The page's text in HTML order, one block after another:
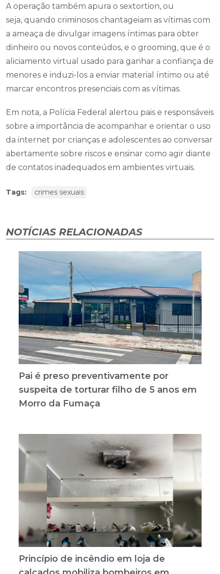
A operação também apura o sextortion, ou
seja, quando criminosos chantageiam as vítimas com
a ameaça de divulgar imagens íntimas para obter
dinheiro ou novos conteúdos, e o grooming, que é o
aliciamento virtual usado para ganhar a confiança de
menores e induzi-los a enviar material íntimo ou até
marcar encontros presenciais com as vítimas.
Em nota, a Polícia Federal alertou pais e responsáveis
sobre a importância de acompanhar e orientar o uso
da internet por crianças e adolescentes ao conversar
abertamente sobre riscos e ensinar como agir diante
de contatos inadequados em ambientes virtuais.
Tags: crimes sexuais
NOTÍCIAS RELACIONADAS
Pai é preso preventivamente por
suspeita de torturar filho de 5 anos em
Morro da Fumaça
Princípio de incêndio em loja de